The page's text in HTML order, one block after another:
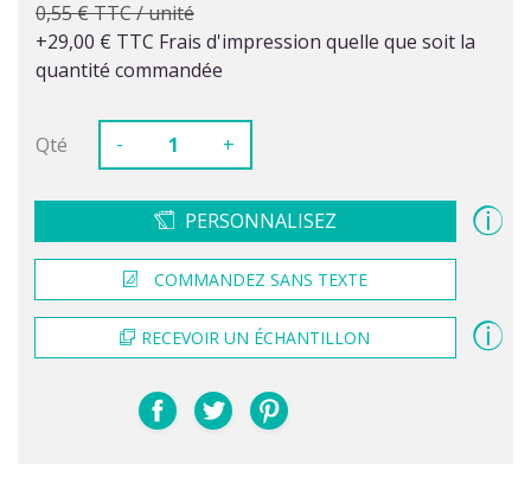
0,55 € TTC / unité
+29,00 € TTC Frais d'impression quelle que soit la
quantité commandée
Qté - +
PERSONNALISEZ
COMMANDEZ SANS TEXTE
RECEVOIR UN ÉCHANTILLON